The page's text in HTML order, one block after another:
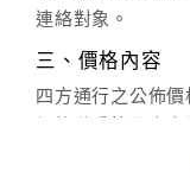
連絡對象。
三、價格內容
四方通行之公佈
價」之當日價格